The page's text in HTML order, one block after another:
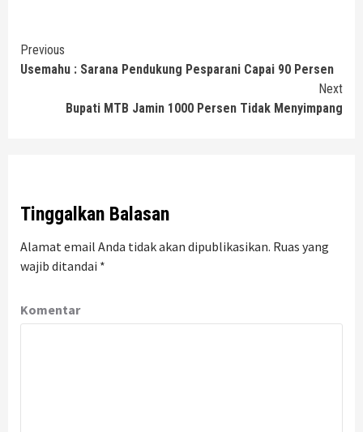
Continue
Reading
Previous
Usemahu : Sarana Pendukung Pesparani Capai 90 Persen
Next
Bupati MTB Jamin 1000 Persen Tidak Menyimpang
Tinggalkan Balasan
Alamat email Anda tidak akan dipublikasikan. Ruas yang
wajib ditandai *
Komentar